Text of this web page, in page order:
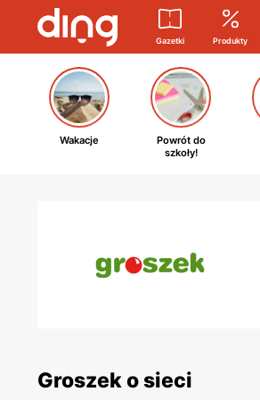
Gazetki Produkty
Wakacje
Powrót do
szkoły!
Groszek o sieci